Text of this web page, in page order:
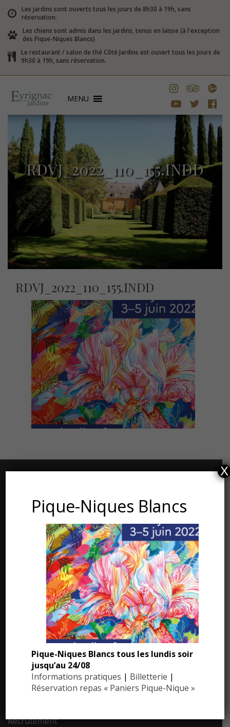
Les jardins sont ouverts tous les jours de 8h30 à 19h, sans
réservation.
Les chiens sont admis dans les jardins, tenus en laisse (à l'exception
des Pique-Niques Blancs)
Le restaurant / salon de thé Côté Jardins est ouvert tous les jours de
9h30 à 19h, sans réservation.
MENU
RDVJ_2022_110_155.INDD
RDVJ_2022_110_155.INDD
Les Jardins du Manoir d’Eyrignac
24590 Salignac-Eyvigues
Dordogne – Périgord
Téléphone : 05.53.28.99.71
Email : contact@eyrignac.com
ESPACE PRESSE
Dossier de presse
Communiqués de presse
Photothèque
Recrutement
Pique-Niques Blancs
Pique-Niques Blancs tous les lundis soir
jusqu’au 24/08
Informations pratiques | Billetterie |
Réservation repas « Paniers Pique-Nique »
X